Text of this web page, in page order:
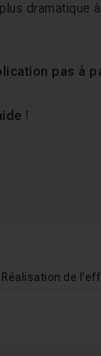
dramatique
pas à
!
Réalisation de